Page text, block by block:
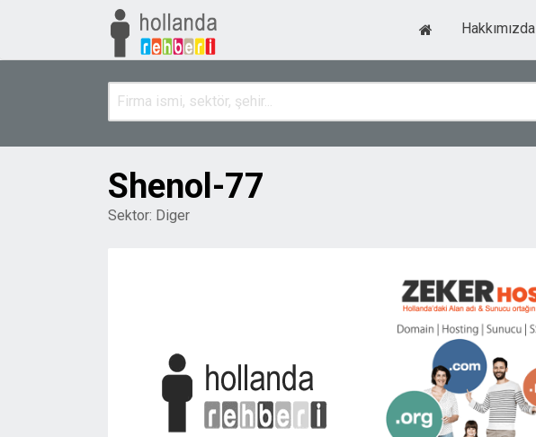
Hakkımızda
Shenol-77
Sektor: Diger